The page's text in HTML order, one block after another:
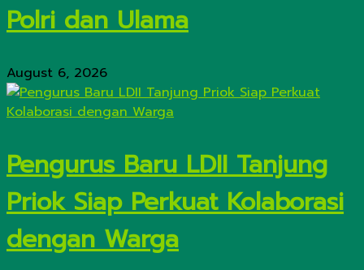
Polri dan Ulama
August 6, 2026
Pengurus Baru LDII Tanjung
Priok Siap Perkuat Kolaborasi
dengan Warga